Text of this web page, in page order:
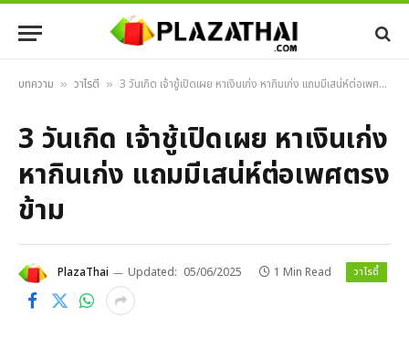
บทความ » วาไรตี้ » 3 วันเกิด เจ้าชู้เปิดเผย หาเงินเก่ง หากินเก่ง แถมมีเสน่ห์ต่อเพศตรงข้าม
3 วันเกิด เจ้าชู้เปิดเผย หาเงินเก่ง
หากินเก่ง แถมมีเสน่ห์ต่อเพศตรง
ข้าม
PlazaThai Updated: 05/06/2025 1 Min Read วาไรตี้